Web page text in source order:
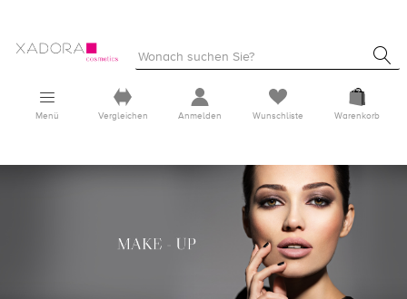
Menü Vergleichen Anmelden Wunschliste Warenkorb